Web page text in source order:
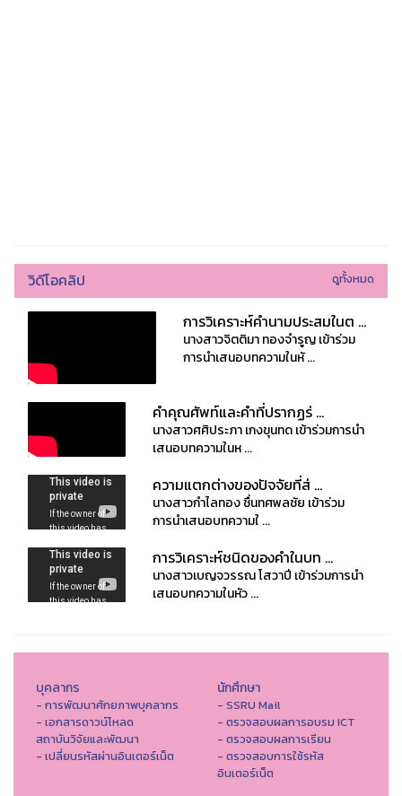
วิดีโอคลิป ดูทั้งหมด
การวิเคราะห์คำนามประสมในต ...
นางสาวจิตติมา ทองจำรูญ เข้าร่วม
การนำเสนอบทความในหั ...
คำคุณศัพท์และคำที่ปรากฏร่ ...
นางสาวศศิประภา เกงขุนทด เข้าร่วมการนำ
เสนอบทความในห ...
ความแตกต่างของปัจจัยที่ส่ ...
นางสาวกำไลทอง ชื่นทศพลชัย เข้าร่วม
การนำเสนอบทความใ ...
การวิเคราะห์ชนิดของคำในบท ...
นางสาวเบญจวรรณ โสวาปี เข้าร่วมการนำ
เสนอบทความในหัว ...
บุคลากร
- การพัฒนาศักยภาพบุคลากร
- เอกสารดาวน์โหลด
สถาบันวิจัยและพัฒนา
- เปลี่ยนรหัสผ่านอินเตอร์เน็ต
นักศึกษา
- SSRU Mail
- ตรวจสอบผลการอบรม ICT
- ตรวจสอบผลการเรียน
- ตรวจสอบการใช้รหัส
อินเตอร์เน็ต